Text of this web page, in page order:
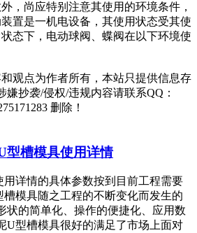
，尚应特别注意其使用的环境条件，
置是一机电设备，其使用状态受其使
态下，电动球阀、蝶阀在以下环境使
和观点为作者所有，本站只提供信息存
嫌抄袭/侵权/违规内容请联系QQ：
删除！
型槽模具使用详情
用详情的具体参数按到目前工程需要
模具随之工程的不断变化而发生的
状的简单化、操作的便捷化、应用数
U型槽模具很好的满足了市场上面对